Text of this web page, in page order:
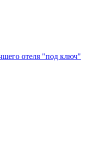
отеля "под ключ"